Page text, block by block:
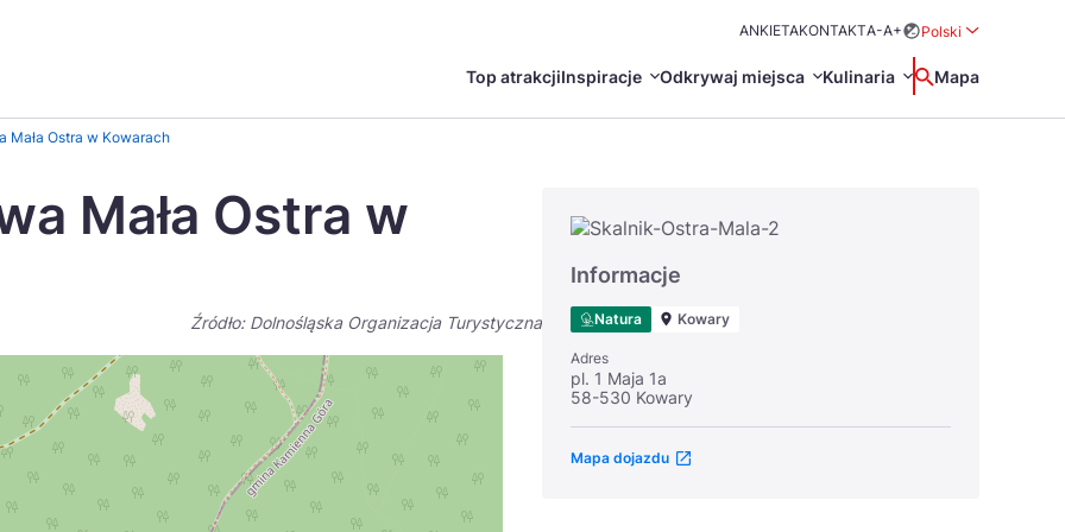
ANKIETAKONTAKTA-A+
Polski
Top atrakcjiInspiracje
Certyfikaty POT
Odkrywaj miejsca
Uzdrowiska Polskie Marki Turystyczne
Kulinaria
Restauracje Michelin
Wyszukaj
Mapa
日本語
Mała Ostra w Kowarach
Mała Ostra w
Źródło: Dolnośląska Organizacja Turystyczna
Informacje
Natura Kowary
Adres
pl. 1 Maja 1a
58-530 Kowary
Mapa dojazdu